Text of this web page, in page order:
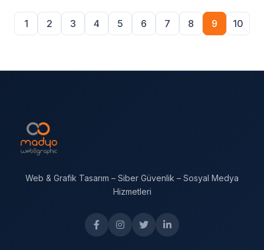
1 2 3 4 5 6 7 8 9 10
Web & Grafik Tasarım – Siber Güvenlik – Sosyal Medya
Hizmetleri